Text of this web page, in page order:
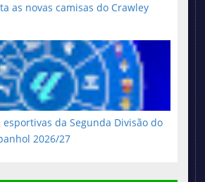
as novas camisas do Crawley
da Segunda Divisão do
2026/27